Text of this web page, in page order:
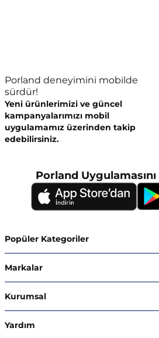
Porland deneyimini mobilde
sürdür!
Yeni ürünlerimizi ve güncel
kampanyalarımızı mobil
uygulamamız üzerinden takip
edebilirsiniz.
Porland
Popüler Kategoriler
Kahvaltı ve İkram Takımları
Kahve ve Çay Gereçleri
Markalar
Superior Bone Porcelain
Kurumsal
Yardım